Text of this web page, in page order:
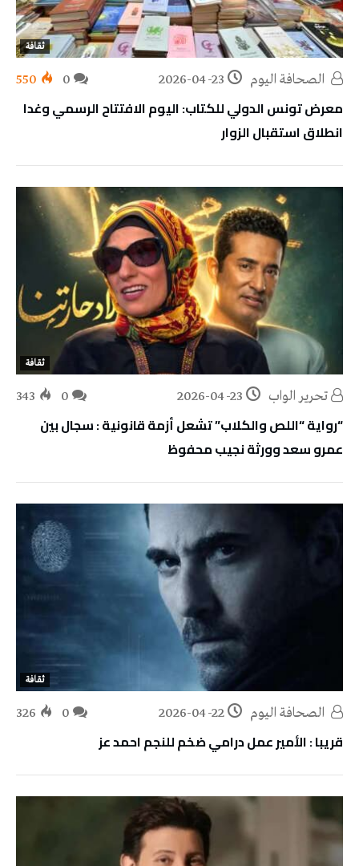
ثقافة
2026-04-23
550
معرض تونس الدولي للكتاب: اليوم الافتتاح الرسمي وغدا
انطلاق استقبال الزوار
ثقافة
تحرير الواب 2026-04-23
343
“رواية “اللص والكلاب” تشعل أزمة قانونية : سجال بين
عمرو سعد وورثة نجيب محفوظ
ثقافة
2026-04-22
326
قريبا : الأمير عمل درامي ضخم للنجم احمد عز